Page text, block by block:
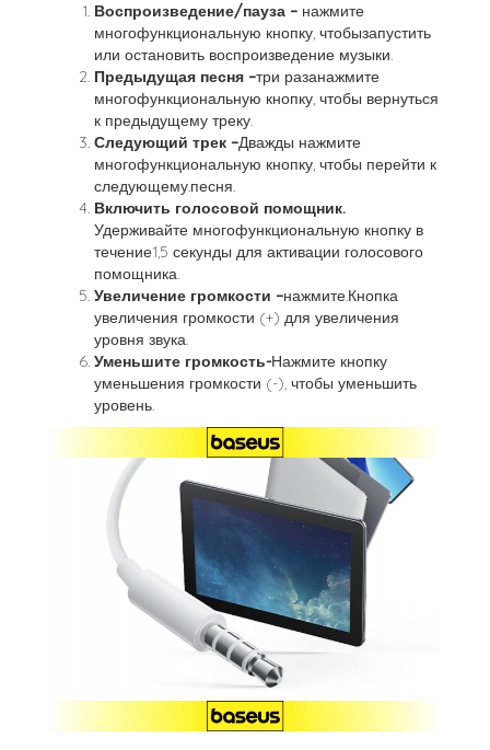
Воспроизведение/пауза – нажмите
многофункциональную кнопку, чтобызапустить
или остановить воспроизведение музыки.
Предыдущая песня –три разанажмите
многофункциональную кнопку, чтобы вернуться
к предыдущему треку.
Следующий трек –Дважды нажмите
многофункциональную кнопку, чтобы перейти к
следующему.песня.
Включить голосовой помощник.
Удерживайте многофункциональную кнопку в
течение1,5 секунды для активации голосового
помощника.
Увеличение громкости –нажмите.Кнопка
увеличения громкости (+) для увеличения
уровня звука.
Уменьшите громкость-Нажмите кнопку
уменьшения громкости (-), чтобы уменьшить
уровень.